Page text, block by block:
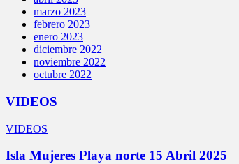
marzo 2023
febrero 2023
enero 2023
diciembre 2022
noviembre 2022
octubre 2022
VIDEOS
VIDEOS
Isla Mujeres Playa norte 15 Abril 2025